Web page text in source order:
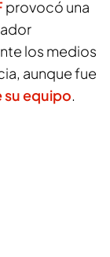
provocó una
los medios
aunque fue
su equipo.